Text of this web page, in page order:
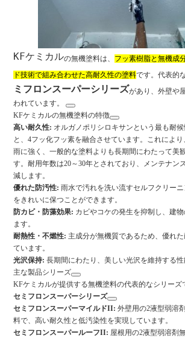
KFケミカルの無機塗料は、 フッ素樹脂と無機成
ド技術で組み合わせた高耐久性の塗料です。代表的
ミフロンスーパーシリーズがあり、外壁や
われています。
KFケミカルの無機塗料の特徴
高い耐久性: オルガノポリシロキサンという最も耐
と、4フッ化フッ素を融合させています。これによ
雨に強く、一般的な塗料よりも長期間にわたって美
す。耐用年数は20～30年とされており、メンテナン
減します。
優れた防汚性: 雨水で汚れを洗い流すセルフクリー
をきれいに保つことができます。
防カビ・防藻効果: カビやコケの発生を抑制し、建
ます。
耐熱性・不燃性: 主成分が無機質であるため、優れ
ています。
光沢保持: 長期間にわたり、美しい光沢を維持する性
主な製品シリーズ
KFケミカルが提供する無機塗料の代表的なシリーズ
セミフロンスーパーシリーズ
セミフロンスーパーマイルドII: 外壁用の2液型弱溶
料で、高い耐久性と低汚染性を実現しています。
セミフロンスーパールーフII: 屋根用の2液型弱溶剤